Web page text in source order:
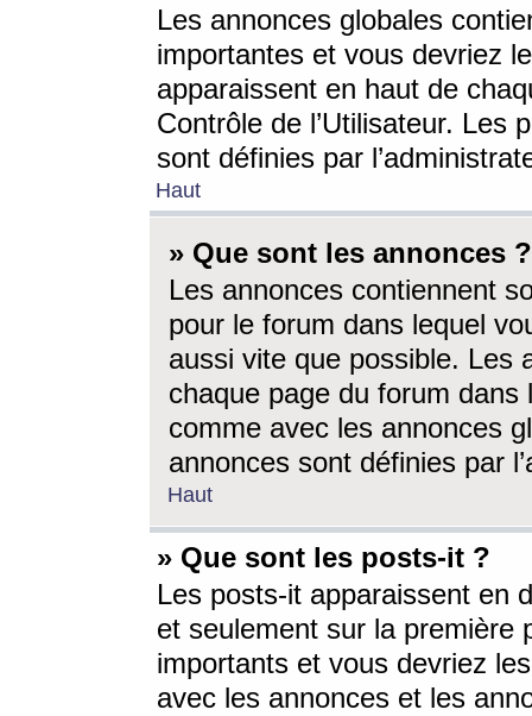
Les annonces globales
importantes et vous devriez
apparaissent en haut de
Contrôle de l’Utilisateur. Les
sont définies par
Haut
» Que sont les annonces ?
Les annonces contiennent
pour le forum dans lequel
aussi vite que possible. Les
chaque page du forum dans
comme avec les annonces
annonces sont définies par
Haut
» Que sont les posts-it ?
Les posts-it apparaissent en
et seulement sur la première
importants et vous devriez
avec les annonces et les